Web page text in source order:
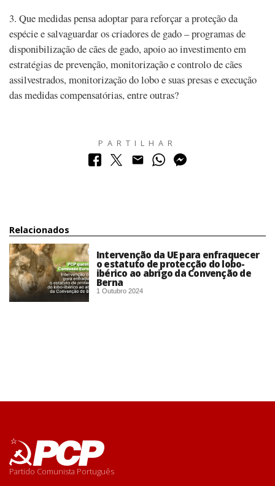
3. Que medidas pensa adoptar para reforçar a proteção da
espécie e salvaguardar os criadores de gado – programas de
disponibilização de cães de gado, apoio ao investimento em
estratégias de prevenção, monitorização e controlo de cães
assilvestrados, monitorização do lobo e suas presas e execução
das medidas compensatórias, entre outras?
PARTILHAR
Relacionados
Intervenção da UE para enfraquecer
o estatuto de protecção do lobo-
ibérico ao abrigo da Convenção de
Berna
1 Outubro 2024
Partido Comunista Português